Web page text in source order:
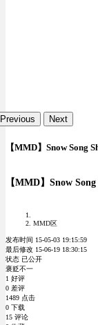
Previous Next
【MMD】Snow Song
【MMD】Snow
MMD区
发布时间 15-05-03 19:15:59
最后修改 15-06-19 18:30:15
状态 已公开
褒贬不一
1 好评
0 差评
1489 点击
0 下载
15 评论